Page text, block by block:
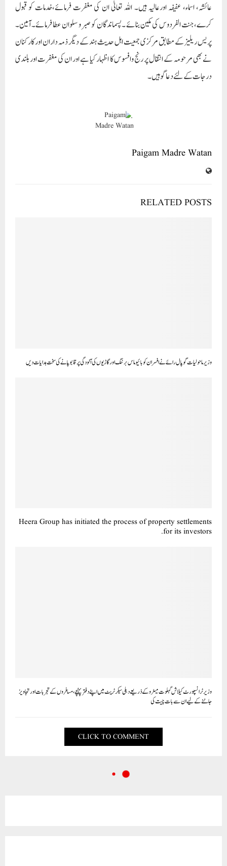
عائشہ، اسماء، عفیفہ اورعالیہ ہیں۔ اللہ تعالیٰ ان کی مغفرت فرمائے،خدمات کو قبول
کرے،جنت الفردوس کی مکین بنائے ۔پسماندگان کو صبرو سلوان عطا فرمائے۔آمین۔
پریس ریلیز کے مطابق مرکزی جمعیت اہل حدیث ہند کے دیگر ذمہ داران اور کارکنان
نے بھی مرحومہ کے انتقال پر رنج وافسوس کا اظہار کیا ہے اور ان کی مغفرت اور بلندی
درجات کے لئے دعا گوہیں۔
Paigam Madre Watan
RELATED POSTS
وزیر ماحولیات گوپال رائے نے افسران کو بائیو ماس برننگ اور گاڑیوں کی آلودگی پر قابو پانے کی سخت ہدایات دیں
Heera Group has initiated the process of property settlements
for its investors.
وزیر ٹرانسپورٹ کیلاش گہلوت میٹرو کے ذریعے دہلی سیکرٹریٹ میں اپنے دفتر پہنچے، مسافروں کے تجربات اور تجاویز
جاننے کے لیے ان سے بات چیت کی
CLICK TO COMMENT